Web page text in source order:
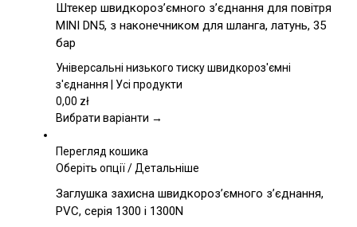
має
кілька
Параметри
можна
на
товару
Штекер швидкороз’ємного з’єднання для повітря
MINI DN5, з наконечником для шланга, латунь, 35
бар
Універсальні низького тиску швидкороз'ємні
з'єднання | Усі продукти
0,00 zł
Вибрати варіанти →
Перегляд кошика
Оберіть опціїЦей
має
кілька
/Детальніше
Заглушка захисна швидкороз’ємного з’єднання,
PVC, серія 1300 і 1300N